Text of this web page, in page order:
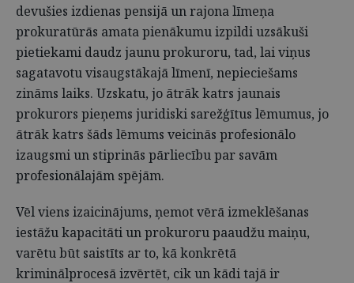
devušies izdienas pensijā un rajona līmeņa
prokuratūrās amata pienākumu izpildi uzsākuši
pietiekami daudz jaunu prokuroru, tad, lai viņus
sagatavotu visaugstākajā līmenī, nepieciešams
zināms laiks. Uzskatu, jo ātrāk katrs jaunais
prokurors pieņems juridiski sarežģītus lēmumus, jo
ātrāk katrs šāds lēmums veicinās profesionālo
izaugsmi un stiprinās pārliecību par savām
profesionālajām spējām.
Vēl viens izaicinājums, ņemot vērā izmeklēšanas
iestāžu kapacitāti un prokuroru paaudžu maiņu,
varētu būt saistīts ar to, kā konkrētā
kriminālprocesā izvērtēt, cik un kādi tajā ir